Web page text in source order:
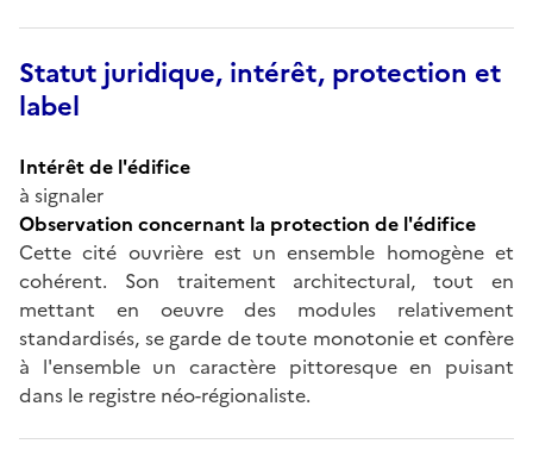
Statut juridique, intérêt, protection et
label
Intérêt de l'édifice
à signaler
Observation concernant la protection de l'édifice
Cette cité ouvrière est un ensemble homogène et
cohérent. Son traitement architectural, tout en
mettant en oeuvre des modules relativement
standardisés, se garde de toute monotonie et confère
à l'ensemble un caractère pittoresque en puisant
dans le registre néo-régionaliste.